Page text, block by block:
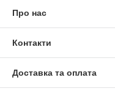
Про нас
Контакти
Доставка та оплата